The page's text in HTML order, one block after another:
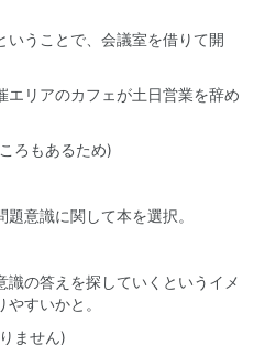
うことで、会議室を借りて開
エリアのカフェが土日営業を辞め
ろもあるため)
意識に関して本を選択。
の答えを探していくというイメ
すいかと。
ません)